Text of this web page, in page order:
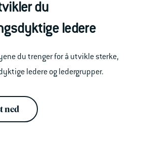
du
ledere
du trenger for å utvikle sterke,
ledere og ledergrupper.
ned